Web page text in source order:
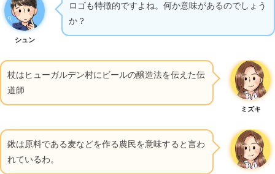
シュン
ロゴも特徴的ですよね。何か意味があるのでしょう
か？
杖はヒューガルデン村にビールの醸造法を伝えた伝
道師
ミズキ
鍬は原料である麦などを作る農民を意味すると言わ
れているわ。